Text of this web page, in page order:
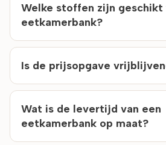
Welke stoffen zijn geschikt
eetkamerbank?
Is de prijsopgave
Wat is de levertijd van een
eetkamerbank op maat?